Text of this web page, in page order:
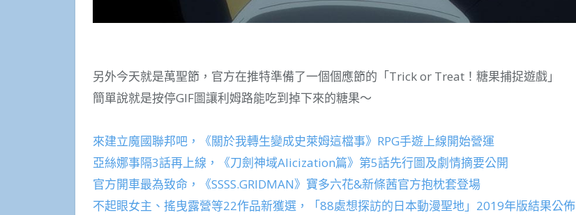
另外今天就是萬聖節，官方在推特準備了一個個應節的「Trick or Treat！糖果捕捉遊戲」
簡單說就是按停GIF圖讓利姆路能吃到掉下來的糖果～
來建立魔國聯邦吧，《關於我轉生變成史萊姆這檔事》RPG手遊上線開始營運
亞絲娜事隔3話再上線，《刀劍神域Alicization篇》第5話先行圖及劇情摘要公開
官方開車最為致命，《SSSS.GRIDMAN》寶多六花&新條茜官方抱枕套登場
不起眼女主、搖曳露營等22作品新獲選，「88處想探訪的日本動漫聖地」2019年版結果公佈